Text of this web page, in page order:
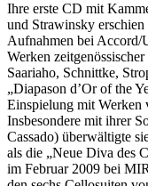
Ihre erste CD mit
und Strawinsky
Aufnahmen bei
Werken
Saariaho, Schnittke,
„Diapason d’Or of the
Einspielung mit Werken
Insbesondere mit ihrer
Cassado) überwältigte
als die „Neue Diva des
im Februar 2009 bei